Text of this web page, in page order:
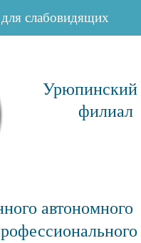
для слабовидящих
Урюпинский
филиал
автономного